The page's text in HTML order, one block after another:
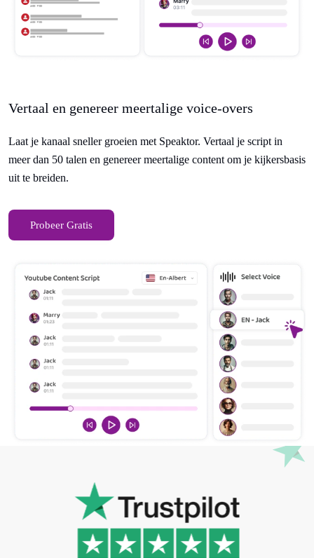
Vertaal en genereer meertalige voice-overs
Laat je kanaal sneller groeien met Speaktor. Vertaal je script in
meer dan 50 talen en genereer meertalige content om je kijkersbasis
uit te breiden.
Probeer Gratis